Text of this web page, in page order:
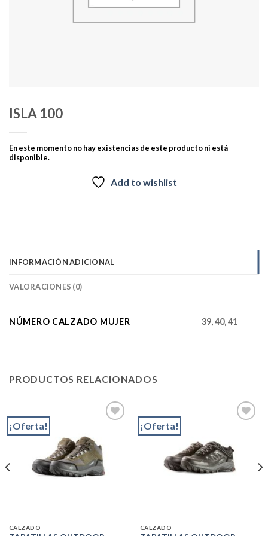
ISLA 100
En este momento no hay existencias de este producto ni está
disponible.
Add to wishlist
INFORMACIÓN ADICIONAL
VALORACIONES (0)
NÚMERO CALZADO MUJER 39, 40, 41
PRODUCTOS RELACIONADOS
¡Oferta!
Add to
wishlist
CALZADO
¡Oferta!
Add to
wishlist
CALZADO